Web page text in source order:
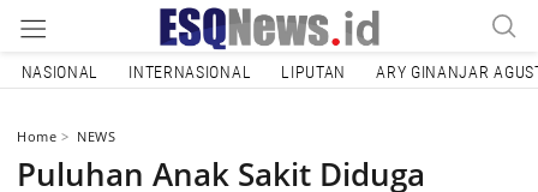
NASIONAL INTERNASIONAL LIPUTAN ARY GINANJAR
Home NEWS
Puluhan Anak Sakit Diduga